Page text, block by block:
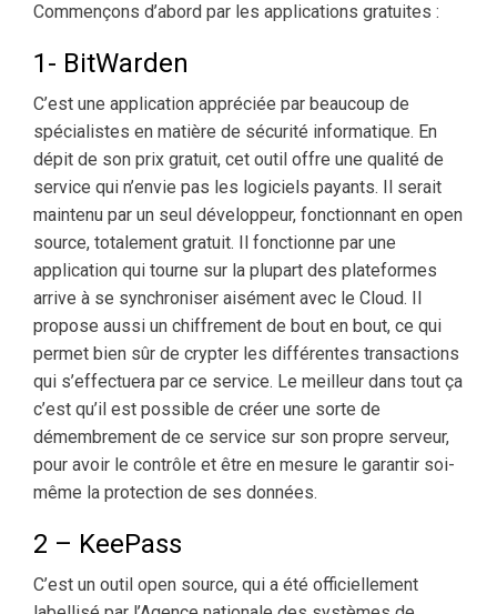
Commençons d’abord par les applications gratuites :
1- BitWarden
C’est une application appréciée par beaucoup de
spécialistes en matière de sécurité informatique. En
dépit de son prix gratuit, cet outil offre une qualité de
service qui n’envie pas les logiciels payants. Il serait
maintenu par un seul développeur, fonctionnant en open
source, totalement gratuit. Il fonctionne par une
application qui tourne sur la plupart des plateformes
arrive à se synchroniser aisément avec le Cloud. Il
propose aussi un chiffrement de bout en bout, ce qui
permet bien sûr de crypter les différentes transactions
qui s’effectuera par ce service. Le meilleur dans tout ça
c’est qu’il est possible de créer une sorte de
démembrement de ce service sur son propre serveur,
pour avoir le contrôle et être en mesure le garantir soi-
même la protection de ses données.
2 – KeePass
C’est un outil open source, qui a été officiellement